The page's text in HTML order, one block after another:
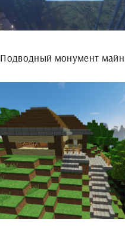
Подводный монумент